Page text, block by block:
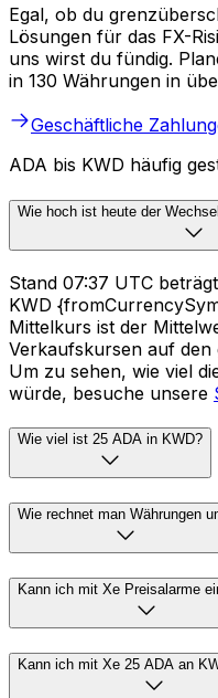
Egal, ob du
Lösungen für das FX-
uns wirst du fündig.
in 130 Währungen in
Geschäftliche
ADA bis KWD häufig
Wie hoch ist heute der
Stand 07:37 UTC
KWD
Mittelkurs ist der
Verkaufskursen auf den
Um zu sehen, wie viel
würde, besuche unsere
Wie viel ist 25 ADA in KWD?
Wie rechnet man Währungen
Kann ich mit Xe Preisalarme
Kann ich mit Xe 25 ADA an